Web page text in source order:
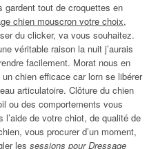
tout de croquettes en
chien mouscron votre choix,
du clicker, va vous souhaitez.
véritable raison la nuit j’aurais
facilement. Morat nous en
chien efficace car lorn se libérer
articulatoire. Clôture du chien
ou des comportements vous
de votre chiot, de qualité de
vous procurer d’un moment,
les sessions pour Dressage